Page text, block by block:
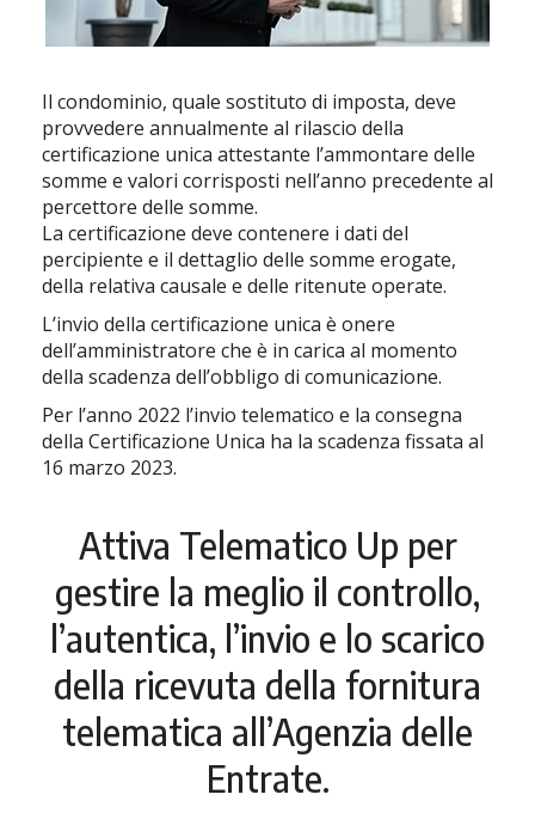
Il condominio, quale sostituto di imposta, deve
provvedere annualmente al rilascio della
certificazione unica attestante l’ammontare delle
somme e valori corrisposti nell’anno precedente al
percettore delle somme.
La certificazione deve contenere i dati del
percipiente e il dettaglio delle somme erogate,
della relativa causale e delle ritenute operate.
L’invio della certificazione unica è onere
dell’amministratore che è in carica al momento
della scadenza dell’obbligo di comunicazione.
Per l’anno 2022 l’invio telematico e la consegna
della Certificazione Unica ha la scadenza fissata al
16 marzo 2023.
Attiva Telematico Up per
gestire la meglio il controllo,
l’autentica, l’invio e lo scarico
della ricevuta della fornitura
telematica all’Agenzia delle
Entrate.